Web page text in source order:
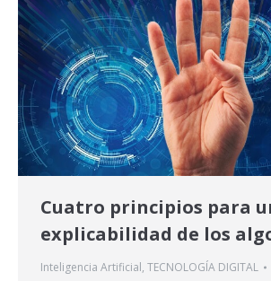
Cuatro principios para
explicabilidad de los
Inteligencia Artificial, TECNOLOGÍA DIGITAL